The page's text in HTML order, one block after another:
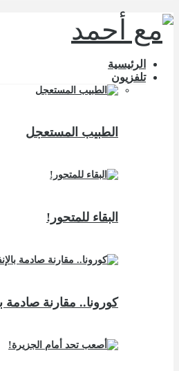
الرئيسية
تلفزيون
الطبيب المستعجل
البقاء للمتحور!
كورونا.. مقارنة صادمة